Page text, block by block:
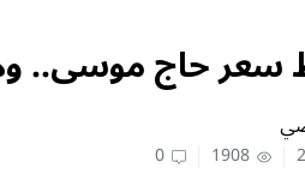
سعر حاج موسى..
1908
0